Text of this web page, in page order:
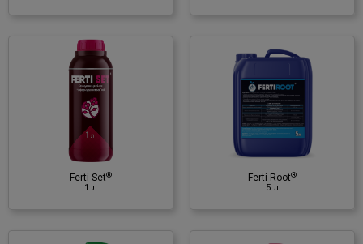
Ferti Set®
1 л
Ferti Root®
5 л
Ferti Root
5 л
Регулятор росту
♦ альгінова кислота
♦ бетаїн
♦ поліцукри
♦ фітогормони
♦ вітамінний комплекс груп B, C,